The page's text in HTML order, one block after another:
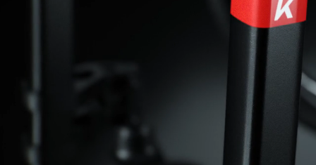
BELGIQUE
DEUTSCHLAND
FRANCE
INTERNATIONAL